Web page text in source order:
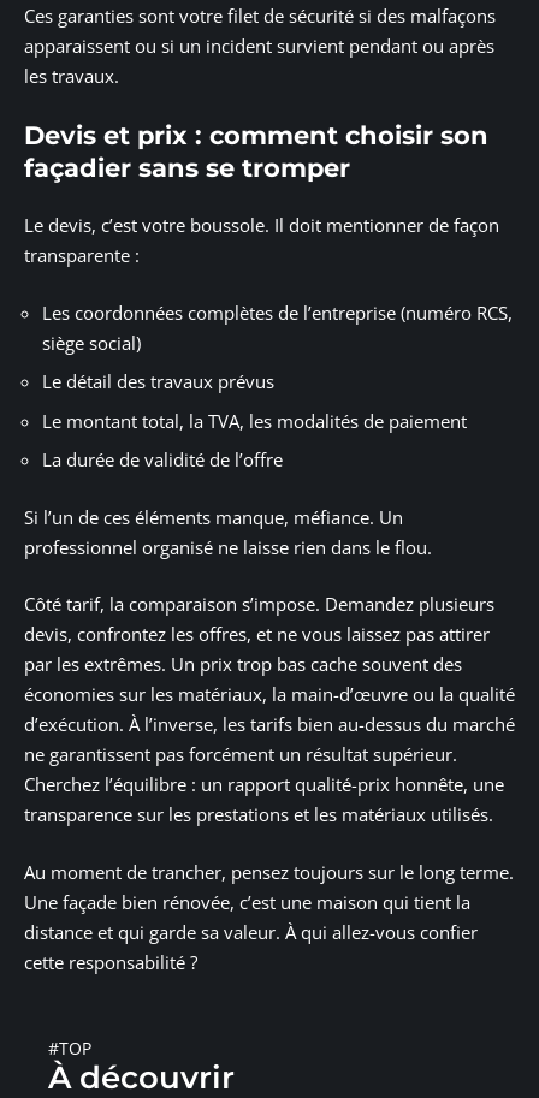
Ces garanties sont votre filet de sécurité si des malfaçons
apparaissent ou si un incident survient pendant ou après
les travaux.
Devis et prix : comment choisir son
façadier sans se tromper
Le devis, c’est votre boussole. Il doit mentionner de façon
transparente :
Les coordonnées complètes de l’entreprise (numéro RCS,
siège social)
Le détail des travaux prévus
Le montant total, la TVA, les modalités de paiement
La durée de validité de l’offre
Si l’un de ces éléments manque, méfiance. Un
professionnel organisé ne laisse rien dans le flou.
Côté tarif, la comparaison s’impose. Demandez plusieurs
devis, confrontez les offres, et ne vous laissez pas attirer
par les extrêmes. Un prix trop bas cache souvent des
économies sur les matériaux, la main-d’œuvre ou la qualité
d’exécution. À l’inverse, les tarifs bien au-dessus du marché
ne garantissent pas forcément un résultat supérieur.
Cherchez l’équilibre : un rapport qualité-prix honnête, une
transparence sur les prestations et les matériaux utilisés.
Au moment de trancher, pensez toujours sur le long terme.
Une façade bien rénovée, c’est une maison qui tient la
distance et qui garde sa valeur. À qui allez-vous confier
cette responsabilité ?
#TOP
À découvrir